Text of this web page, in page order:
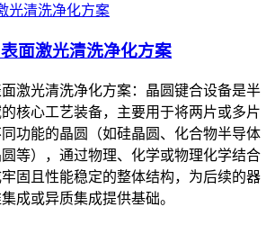
面激光清洗净化方案
激光清洗净化方案：晶圆键合设备是半
核心工艺装备，主要用于将两片或多片
功能的晶圆（如硅晶圆、化合物半导体
等），通过物理、化学或物理化学结合
固且性能稳定的整体结构，为后续的器
成或异质集成提供基础。